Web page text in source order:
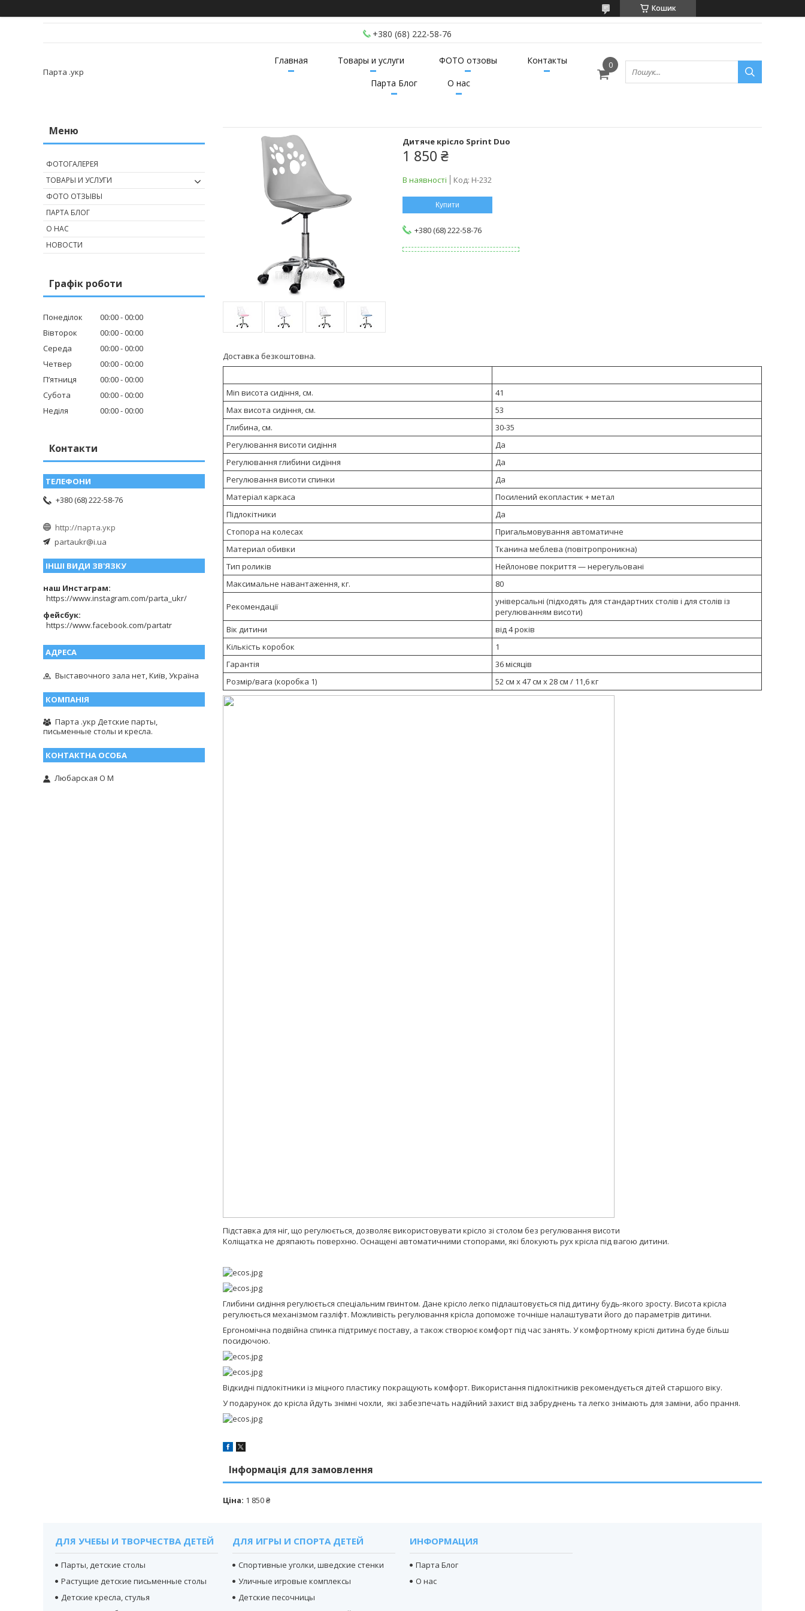
Кошик
+380 (68) 222-58-76
Парта .укр
Главная Товары и услуги ФОТО отзовы
Контакты
Парта Блог
О нас
Дитяче крісло Sprint Duo
1 850 ₴
В наявності Код: H-232
Купити
+380 (68) 222-58-76
Доставка безкоштовна.
Min висота сидіння, см.
41
Max висота сидіння, см.
53
Глибина, см.
30-35
Регулювання висоти сидіння
Да
Регулювання глибини сидіння
Да
Регулювання висоти спинки
Да
Матеріал каркаса
Посилений екопластик + метал
Підлокітники
Да
Стопора на колесах
Пригальмовування автоматичне
Материал обивки
Тканина меблева (повітропроникна)
Тип роликів
Нейлонове покриття — нерегульовані
Максимальне навантаження, кг.
80
Рекомендації
універсальні (підходять для стандартних столів і для столів із
регулюванням висоти)
Вік дитини
від 4 років
Кількість коробок
1
Гарантія
36 місяців
Розмір/вага (коробка 1)
52 см х 47 см х 28 см / 11,6 кг
Підставка для ніг, що регулюється, дозволяє використовувати крісло зі столом без регулювання висоти
Коліщатка не дряпають поверхню. Оснащені автоматичними стопорами, які блокують рух крісла під вагою дитини.
Глибини сидіння регулюється спеціальним гвинтом. Дане крісло легко підлаштовується під дитину будь-якого зросту. Висота крісла
регулюється механізмом газліфт. Можливість регулювання крісла допоможе точніше налаштувати його до параметрів дитини.
Ергономічна подвійна спинка підтримує поставу, а також створює комфорт під час занять. У комфортному кріслі дитина буде більш
посидючою.
Відкидні підлокітники із міцного пластику покращують комфорт. Використання підлокітників рекомендується дітей старшого віку.
У подарунок до крісла йдуть знімні чохли, які забезпечать надійний захист від забруднень та легко знімають для заміни, або прання.
Інформація для замовлення
Ціна: 1 850 ₴
ФОТОГАЛЕРЕЯ
ТОВАРЫ И УСЛУГИ
ФОТО ОТЗЫВЫ
ПАРТА БЛОГ
О НАС
НОВОСТИ
Графік роботи
Понеділок 00:00 00:00
Вівторок
00:00 00:00
Середа
00:00 00:00
Четвер
00:00 00:00
Пʼятниця
00:00 00:00
Субота
00:00 00:00
Неділя
00:00 00:00
Контакти
+380 (68) 222-58-76
http://парта.укр
partaukr@i.ua
ІНШІ ВИДИ ЗВ'ЯЗКУ
наш Инстаграм
https://www.instagram.com/parta_ukr/
фейсбук
https://www.facebook.com/partatr
Выставочного зала нет, Київ, Україна
Парта .укр Детские парты,
письменные столы и кресла.
Любарская О М
ДЛЯ УЧЕБЫ И ТВОРЧЕСТВА ДЕТЕЙ
Парты, детские столы
Растущие детские письменные столы
Детские кресла, стулья
ДЛЯ ИГРЫ И СПОРТА ДЕТЕЙ
Спортивные уголки, шведские стенки
Уличные игровые комплексы
Детские песочницы
ИНФОРМАЦИЯ
Парта Блог
О нас